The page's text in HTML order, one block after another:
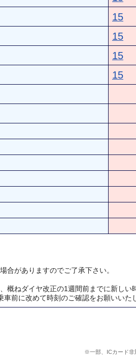
15
15
15
15
がありますのでご了承下さい。
概ねダイヤ改正の1週間前までに新しい
前に改めて時刻のご確認をお願いいた
※一部、ICカード非